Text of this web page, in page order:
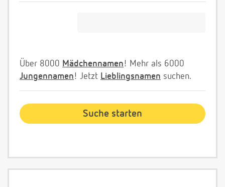
Über 8000 Mädchennamen! Mehr als 6000
Jungennamen! Jetzt Lieblingsnamen suchen.